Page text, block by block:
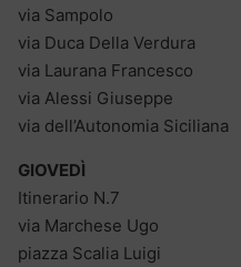
via Sampolo
via Duca Della Verdura
via Laurana Francesco
via Alessi Giuseppe
via dell’Autonomia Siciliana
GIOVEDÌ
Itinerario N.7
via Marchese Ugo
piazza Scalia Luigi